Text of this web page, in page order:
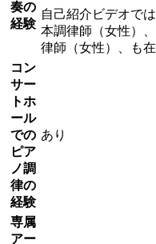
奏の
経験
自己紹介ビデオで
本調律師（女性）
律師（女性）、も
コン
サー
トホ
ール
での
ピア
ノ調
律の
経験
あり
専属
アー